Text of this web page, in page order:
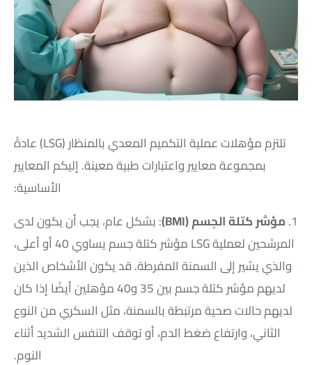
تلتزم مؤهلات عملية التكميم المعدي بالمنظار (LSG) عادةً
بمجموعة معايير واعتبارات طبية معينة. إليكم المعايير
الأساسية:
1. مؤشر كتلة الجسم (BMI)
: بشكل عام، يجب أن يكون لدى
المرشحين لعملية LSG مؤشر كتلة جسم يساوي 40 أو أعلى،
والذي يشير إلى السمنة المفرطة. قد يكون الأشخاص الذين
لديهم مؤشر كتلة جسم بين 35 و40 مؤهلين أيضًا إذا كان
لديهم حالات صحية مرتبطة بالسمنة، مثل السكري من النوع
الثاني، وارتفاع ضغط الدم، أو توقف التنفس الشديد أثناء
النوم.